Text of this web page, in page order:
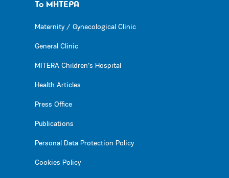
Το ΜΗΤΕΡΑ
Maternity / Gynecological Clinic
General Clinic
MITERA Children’s Hospital
Health Articles
Press Office
Publications
Personal Data Protection Policy
Cookies Policy